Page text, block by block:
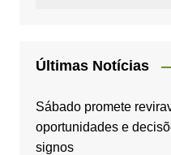
Últimas Notícias
Sábado promete
oportunidades e
signos